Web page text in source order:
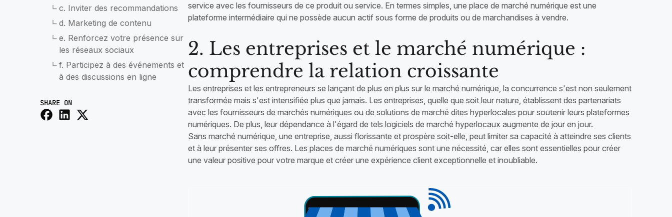
c. Inviter des recommandations
d. Marketing de contenu
e. Renforcez votre présence sur
les réseaux sociaux
f. Participez à des événements et
à des discussions en ligne
SHARE ON
service avec les fournisseurs de ce produit ou service. En termes simples, une place de marché numérique est une
plateforme intermédiaire qui ne possède aucun actif sous forme de produits ou de marchandises à vendre.
2. Les entreprises et le marché numérique :
comprendre la relation croissante
Les entreprises et les entrepreneurs se lançant de plus en plus sur le marché numérique, la concurrence s'est non seulement
transformée mais s'est intensifiée plus que jamais. Les entreprises, quelle que soit leur nature, établissent des partenariats
avec les fournisseurs de marchés numériques ou de solutions de marché dites hyperlocales pour soutenir leurs plateformes
numériques. De plus, leur dépendance à l'égard de tels logiciels de marché hyperlocaux augmente de jour en jour.
Sans marché numérique, une entreprise, aussi florissante et prospère soit-elle, peut limiter sa capacité à atteindre ses clients
et à leur présenter ses offres. Les places de marché numériques sont une nécessité, car elles sont essentielles pour créer
une valeur positive pour votre marque et créer une expérience client exceptionnelle et inoubliable.